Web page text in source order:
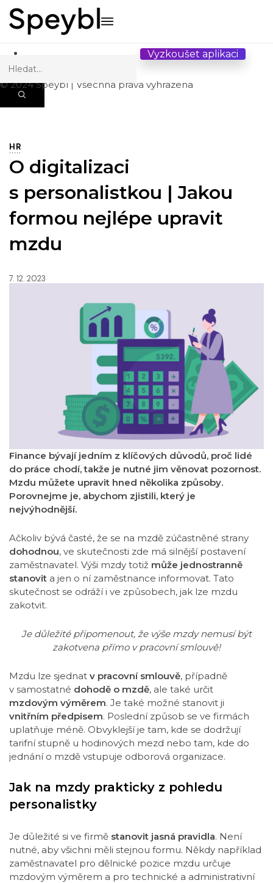
Vyzkoušet aplikaci
© 2024 Speybl | Všechna práva vyhrazena
HR
O digitalizaci
s personalistkou | Jakou
formou nejlépe upravit
mzdu
7. 12. 2023
Finance bývají jedním z klíčových důvodů, proč lidé
do práce chodí, takže je nutné jim věnovat pozornost.
Mzdu můžete upravit hned několika způsoby.
Porovnejme je, abychom zjistili, který je
nejvýhodnější.
Ačkoliv bývá časté, že se na mzdě zúčastněné strany
dohodnou, ve skutečnosti zde má silnější postavení
zaměstnavatel. Výši mzdy totiž může jednostranně
stanovit a jen o ní zaměstnance informovat. Tato
skutečnost se odráží i ve způsobech, jak lze mzdu
zakotvit.
Je důležité připomenout, že výše mzdy nemusí být
zakotvena přímo v pracovní smlouvě!
Mzdu lze sjednat v pracovní smlouvě, případně
v samostatné dohodě o mzdě, ale také určit
mzdovým výměrem. Je také možné stanovit ji
vnitřním předpisem. Poslední způsob se ve firmách
uplatňuje méně. Obvyklejší je tam, kde se dodržují
tarifní stupně u hodinových mezd nebo tam, kde do
jednání o mzdě vstupuje odborová organizace.
Jak na mzdy prakticky z pohledu
personalistky
Je důležité si ve firmě stanovit jasná pravidla. Není
nutné, aby všichni měli stejnou formu. Někdy například
zaměstnavatel pro dělnické pozice mzdu určuje
mzdovým výměrem a pro technické a administrativní